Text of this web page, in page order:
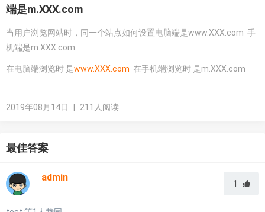
端是m.XXX.com
当用户浏览网站时，同一个站点如何设置电脑端是www.XXX.com 手
机端是m.XXX.com
在电脑端浏览时 是www.XXX.com 在手机端浏览时 是m.XXX.com
2019年08月14日 211人阅读
最佳答案
admin
1